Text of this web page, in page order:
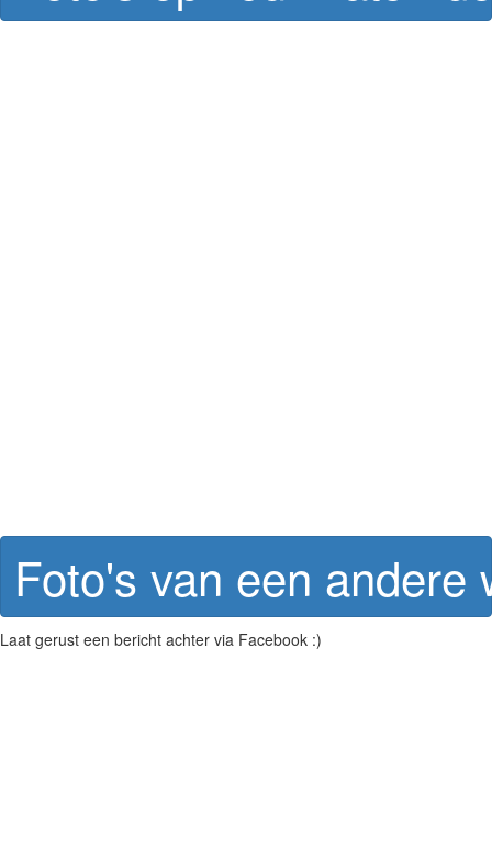
Foto's van een andere
Laat gerust een bericht achter via Facebook :)